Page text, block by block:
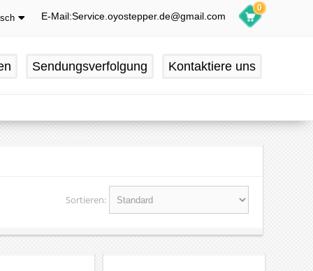
E-Mail:Service.oyostepper.de@gmail.com
0
Sendungsverfolgung Kontaktiere uns
Sortieren: